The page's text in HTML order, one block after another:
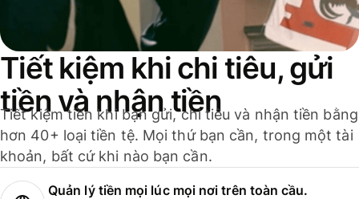
Tiết kiệm khi chi tiêu, gửi
tiền và nhận tiền
Tiết kiệm tiền khi bạn gửi, chi tiêu và nhận tiền bằng
hơn 40+ loại tiền tệ. Mọi thứ bạn cần, trong một tài
khoản, bất cứ khi nào bạn cần.
Quản lý tiền mọi lúc mọi nơi trên toàn cầu.